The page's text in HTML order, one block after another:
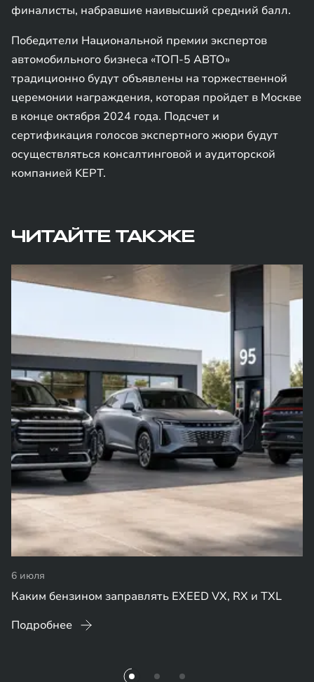
финалисты, набравшие наивысший средний балл.
Победители Национальной премии экспертов
автомобильного бизнеса «ТОП-5 АВТО»
традиционно будут объявлены на торжественной
церемонии награждения, которая пройдет в Москве
в конце октября 2024 года. Подсчет и
сертификация голосов экспертного жюри будут
осуществляться консалтинговой и аудиторской
компанией KEPT.
ЧИТАЙТЕ ТАКЖЕ
6 июля
Каким бензином заправлять EXEED VX, RX и TXL
Подробнее